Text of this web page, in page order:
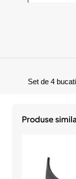
Set de 4
Produse